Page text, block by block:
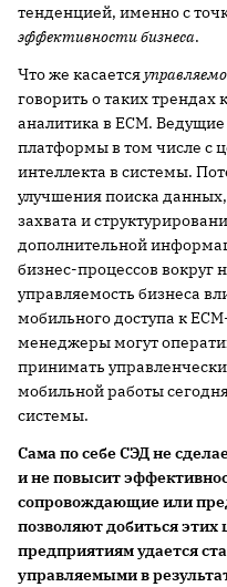
тенденцией, именно с
эффективности бизнеса.
Что же касается
говорить о таких
аналитика в ECM.
платформы в том числе с
интеллекта в системы.
улучшения поиска
захвата и
дополнительной
бизнес-процессов вокруг
управляемость бизнеса
мобильного доступа к
менеджеры могут
принимать
мобильной работы
системы.
Сама по себе СЭД не
и не повысит
сопровождающие или
позволяют добиться этих
предприятиям удается
управляемыми в